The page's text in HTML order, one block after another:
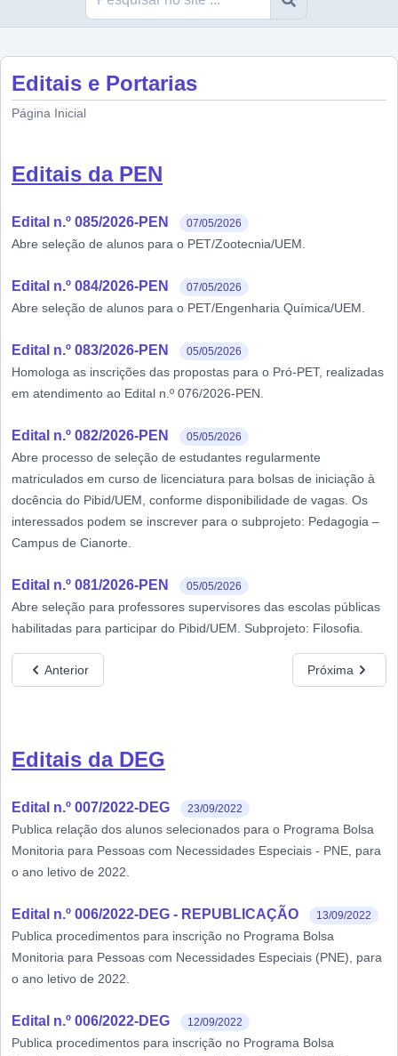
Editais e Portarias
Página Inicial
Editais da PEN
Edital n.º 085/2026-PEN 07/05/2026
Abre seleção de alunos para o PET/Zootecnia/UEM.
Edital n.º 084/2026-PEN 07/05/2026
Abre seleção de alunos para o PET/Engenharia Química/UEM.
Edital n.º 083/2026-PEN 05/05/2026
Homologa as inscrições das propostas para o Pró-PET, realizadas
em atendimento ao Edital n.º 076/2026-PEN.
Edital n.º 082/2026-PEN 05/05/2026
Abre processo de seleção de estudantes regularmente
matriculados em curso de licenciatura para bolsas de iniciação à
docência do Pibid/UEM, conforme disponibilidade de vagas. Os
interessados podem se inscrever para o subprojeto: Pedagogia –
Campus de Cianorte.
Edital n.º 081/2026-PEN 05/05/2026
Abre seleção para professores supervisores das escolas públicas
habilitadas para participar do Pibid/UEM. Subprojeto: Filosofia.
Anterior Próxima
Editais da DEG
Edital n.º 007/2022-DEG 23/09/2022
Publica relação dos alunos selecionados para o Programa Bolsa
Monitoria para Pessoas com Necessidades Especiais - PNE, para
o ano letivo de 2022.
Edital n.º 006/2022-DEG - REPUBLICAÇÃO 13/09/2022
Publica procedimentos para inscrição no Programa Bolsa
Monitoria para Pessoas com Necessidades Especiais (PNE), para
o ano letivo de 2022.
Edital n.º 006/2022-DEG 12/09/2022
Publica procedimentos para inscrição no Programa Bolsa